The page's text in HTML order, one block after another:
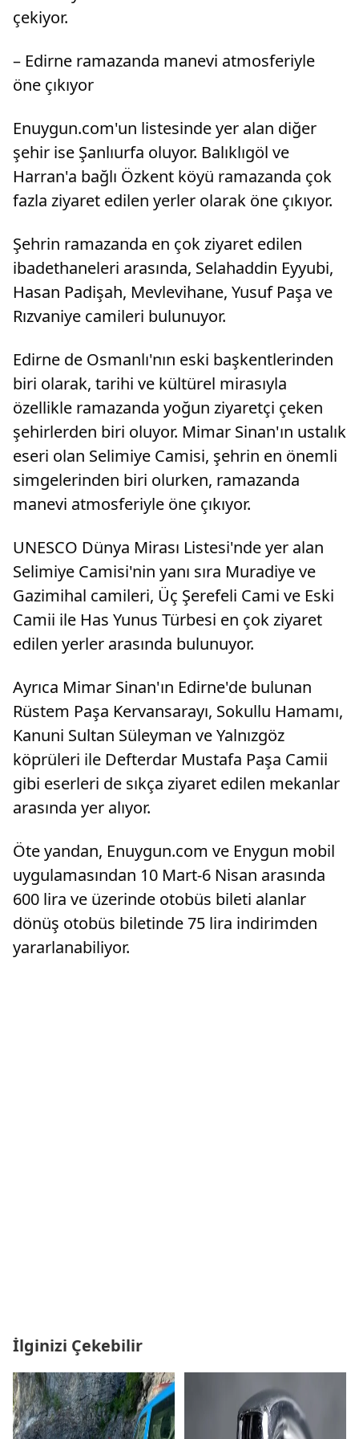
çekiyor.
– Edirne ramazanda manevi atmosferiyle
öne çıkıyor
Enuygun.com'un listesinde yer alan diğer
şehir ise Şanlıurfa oluyor. Balıklıgöl ve
Harran'a bağlı Özkent köyü ramazanda çok
fazla ziyaret edilen yerler olarak öne çıkıyor.
Şehrin ramazanda en çok ziyaret edilen
ibadethaneleri arasında, Selahaddin Eyyubi,
Hasan Padişah, Mevlevihane, Yusuf Paşa ve
Rızvaniye camileri bulunuyor.
Edirne de Osmanlı'nın eski başkentlerinden
biri olarak, tarihi ve kültürel mirasıyla
özellikle ramazanda yoğun ziyaretçi çeken
şehirlerden biri oluyor. Mimar Sinan'ın ustalık
eseri olan Selimiye Camisi, şehrin en önemli
simgelerinden biri olurken, ramazanda
manevi atmosferiyle öne çıkıyor.
UNESCO Dünya Mirası Listesi'nde yer alan
Selimiye Camisi'nin yanı sıra Muradiye ve
Gazimihal camileri, Üç Şerefeli Cami ve Eski
Camii ile Has Yunus Türbesi en çok ziyaret
edilen yerler arasında bulunuyor.
Ayrıca Mimar Sinan'ın Edirne'de bulunan
Rüstem Paşa Kervansarayı, Sokullu Hamamı,
Kanuni Sultan Süleyman ve Yalnızgöz
köprüleri ile Defterdar Mustafa Paşa Camii
gibi eserleri de sıkça ziyaret edilen mekanlar
arasında yer alıyor.
Öte yandan, Enuygun.com ve Enygun mobil
uygulamasından 10 Mart-6 Nisan arasında
600 lira ve üzerinde otobüs bileti alanlar
dönüş otobüs biletinde 75 lira indirimden
yararlanabiliyor.
İlginizi Çekebilir